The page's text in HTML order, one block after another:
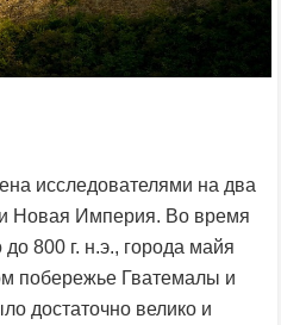
исследователями на два
Новая Империя. Во время
800 г. н.э., города майя
побережье Гватемалы и
достаточно велико и